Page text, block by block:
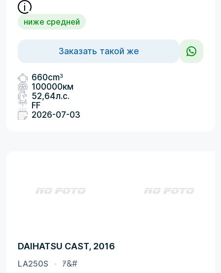
ниже средней
Заказать такой же
660cm3
100000км
52,64л.с.
FF
2026-07-03
DAIHATSU CAST, 2016
LA250S ｱ&#